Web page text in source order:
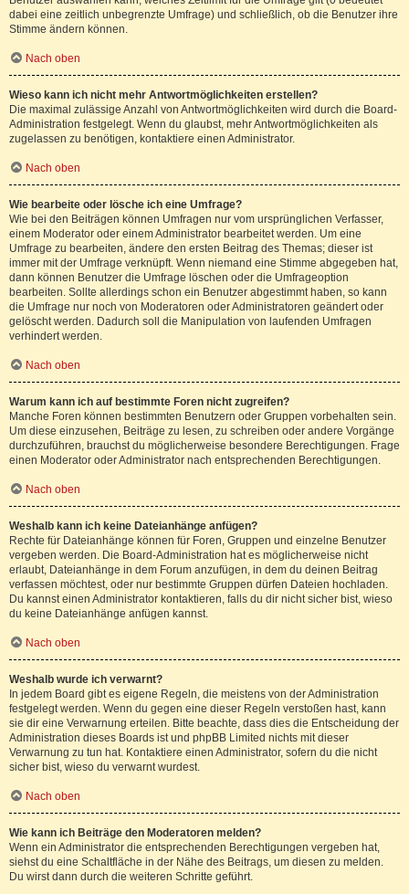
dabei eine zeitlich unbegrenzte Umfrage) und schließlich, ob die Benutzer ihre
Stimme ändern können.
Nach oben
Wieso kann ich nicht mehr Antwortmöglichkeiten erstellen?
Die maximal zulässige Anzahl von Antwortmöglichkeiten wird durch die Board-
Administration festgelegt. Wenn du glaubst, mehr Antwortmöglichkeiten als
zugelassen zu benötigen, kontaktiere einen Administrator.
Nach oben
Wie bearbeite oder lösche ich eine Umfrage?
Wie bei den Beiträgen können Umfragen nur vom ursprünglichen Verfasser,
einem Moderator oder einem Administrator bearbeitet werden. Um eine
Umfrage zu bearbeiten, ändere den ersten Beitrag des Themas; dieser ist
immer mit der Umfrage verknüpft. Wenn niemand eine Stimme abgegeben hat,
dann können Benutzer die Umfrage löschen oder die Umfrageoption
bearbeiten. Sollte allerdings schon ein Benutzer abgestimmt haben, so kann
die Umfrage nur noch von Moderatoren oder Administratoren geändert oder
gelöscht werden. Dadurch soll die Manipulation von laufenden Umfragen
verhindert werden.
Nach oben
Warum kann ich auf bestimmte Foren nicht zugreifen?
Manche Foren können bestimmten Benutzern oder Gruppen vorbehalten sein.
Um diese einzusehen, Beiträge zu lesen, zu schreiben oder andere Vorgänge
durchzuführen, brauchst du möglicherweise besondere Berechtigungen. Frage
einen Moderator oder Administrator nach entsprechenden Berechtigungen.
Nach oben
Weshalb kann ich keine Dateianhänge anfügen?
Rechte für Dateianhänge können für Foren, Gruppen und einzelne Benutzer
vergeben werden. Die Board-Administration hat es möglicherweise nicht
erlaubt, Dateianhänge in dem Forum anzufügen, in dem du deinen Beitrag
verfassen möchtest, oder nur bestimmte Gruppen dürfen Dateien hochladen.
Du kannst einen Administrator kontaktieren, falls du dir nicht sicher bist, wieso
du keine Dateianhänge anfügen kannst.
Nach oben
Weshalb wurde ich verwarnt?
In jedem Board gibt es eigene Regeln, die meistens von der Administration
festgelegt werden. Wenn du gegen eine dieser Regeln verstoßen hast, kann
sie dir eine Verwarnung erteilen. Bitte beachte, dass dies die Entscheidung der
Administration dieses Boards ist und phpBB Limited nichts mit dieser
Verwarnung zu tun hat. Kontaktiere einen Administrator, sofern du die nicht
sicher bist, wieso du verwarnt wurdest.
Nach oben
Wie kann ich Beiträge den Moderatoren melden?
Wenn ein Administrator die entsprechenden Berechtigungen vergeben hat,
siehst du eine Schaltfläche in der Nähe des Beitrags, um diesen zu melden.
Du wirst dann durch die weiteren Schritte geführt.